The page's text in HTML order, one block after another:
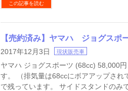
この記事を読む
【売約済み】ヤマハ ジョグスポ
2017年12月3日 現状販売車
ヤマハ ジョグスポーツ (68cc) 58,000
す。 （排気量は68ccにボアアップされ
で残っています。 サイドスタンドのみ